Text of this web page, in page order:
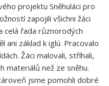
projektu Sněhuláci pro
zapojili všichni žáci
celá řada různorodých
ani základ k iglú. Pracovalo
Žáci malovali, stříhali,
materiálů než ze sněhu.
jsme pomohli dobré